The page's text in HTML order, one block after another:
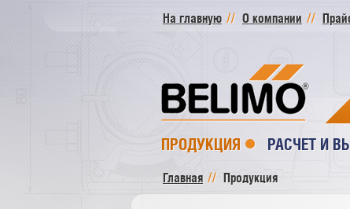
На главную О компании
ПРОДУКЦИЯ РАСЧЕТ И
Главная Продукция